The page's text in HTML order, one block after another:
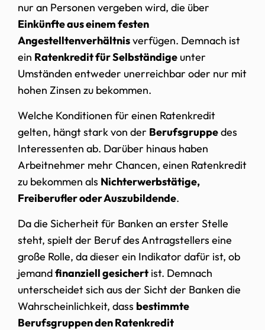
nur an Personen vergeben wird, die über
Einkünfte aus einem festen
Angestelltenverhältnisverfügen. Demnach ist
ein Ratenkredit für Selbständige unter
Umständen entweder unerreichbar oder nur mit
hohen Zinsen zu bekommen.
Welche Konditionen für einen Ratenkredit
gelten, hängt stark von der Berufsgruppedes
Interessenten ab. Darüber hinaus haben
Arbeitnehmer mehr Chancen, einen Ratenkredit
zu bekommen als Nichterwerbstätige,
Freiberufler oder Auszubildende.
Da die Sicherheit für Banken an erster Stelle
steht, spielt der Beruf des Antragstellers eine
große Rolle, da dieser ein Indikator dafür ist, ob
jemandfinanziell gesichert ist. Demnach
unterscheidet sich aus der Sicht der Banken die
Wahrscheinlichkeit, dass bestimmte
Berufsgruppen den Ratenkredit